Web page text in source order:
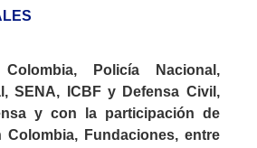
Policía Nacional,
SENA, ICBF y Defensa Civil,
y con la participación de
Fundaciones, entre